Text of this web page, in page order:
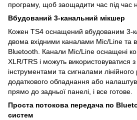
програму, щоб заощадити час під час
Вбудований 3-канальний мікшер
Кожен TS4 оснащений вбудованим 3-
двома вхідними каналами Mic/Line та
Bluetooth. Канали Mic/Line оснащені
XLR/TRS і можуть використовуватися
інструментами та сигналами лінійного
додаткового обладнання або
прямо до задньої панелі, і все готове.
Проста потокова передача по
систем